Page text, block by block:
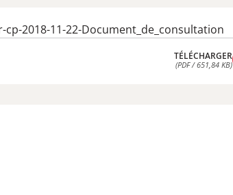
cp-2018-11-22-Document_de_consultation
TÉLÉCHARGER
(PDF / 651,84 KB)